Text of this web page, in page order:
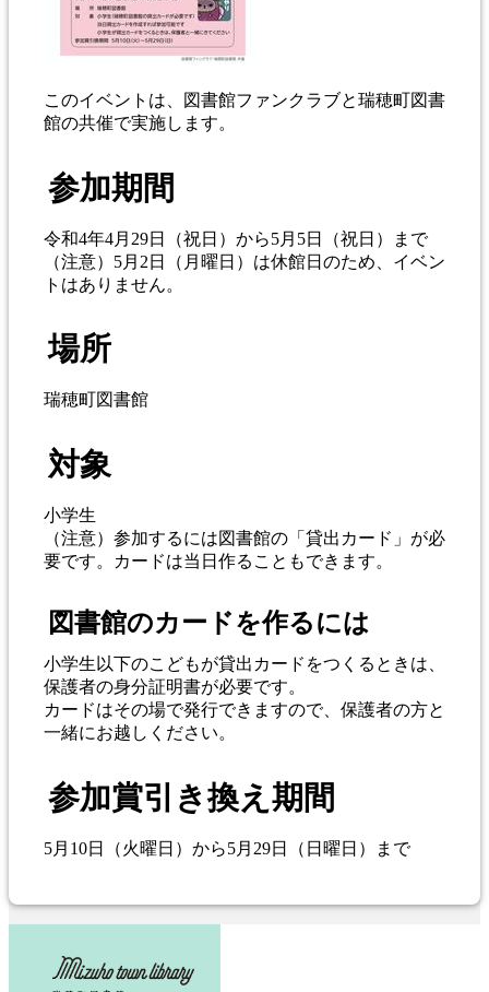
このイベントは、図書館ファンクラブと瑞穂町図書
館の共催で実施します。
参加期間
令和4年4月29日（祝日）から5月5日（祝日）まで
（注意）5月2日（月曜日）は休館日のため、イベン
トはありません。
場所
瑞穂町図書館
対象
小学生
（注意）参加するには図書館の「貸出カード」が必
要です。カードは当日作ることもできます。
図書館のカードを作るには
小学生以下のこどもが貸出カードをつくるときは、
保護者の身分証明書が必要です。
カードはその場で発行できますので、保護者の方と
一緒にお越しください。
参加賞引き換え期間
5月10日（火曜日）から5月29日（日曜日）まで